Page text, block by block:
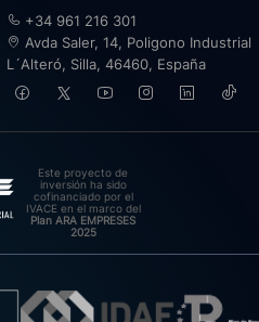
+34 961 216 301
Avda Saler, 14, Poligono Industrial
L´Alteró, Silla, 46460, España
Este proyecto de
inversión ha sido
cofinanciado por el
IVACE en el marco del
Plan ARA EMPRESES
2025